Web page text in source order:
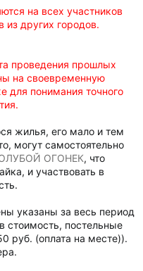
на всех участников
из других городов.
проведения прошлых
на своевременную
для понимания точного
жилья, его мало и тем
могут самостоятельно
ОГОНЕК, что
и участвовать в
указаны за весь период
стоимость, постельные
руб. (оплата на месте)).